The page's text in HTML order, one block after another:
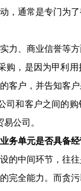
，通常是专门为
、商业信誉等方
购，是因为甲利
客户，并告知客
司和客户之间的
公司。
务单元是否具备
中间环节，往往
完全能力。而贪